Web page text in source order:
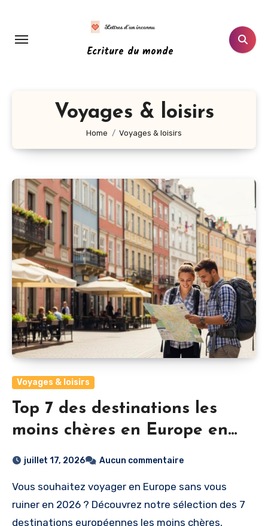
contenu
Ecriture du monde
Voyages & loisirs
Home Voyages & loisirs
Voyages & loisirs
Top 7 des destinations les
moins chères en Europe en
2026
juillet 17, 2026 Aucun commentaire
Vous souhaitez voyager en Europe sans vous
ruiner en 2026 ? Découvrez notre sélection des 7
destinations européennes les moins chères,